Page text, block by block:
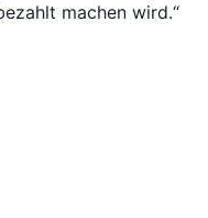
machen wird.“